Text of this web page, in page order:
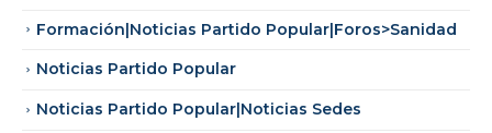
Formación|Noticias Partido Popular|Foros>Sanidad
Noticias Partido Popular
Noticias Partido Popular|Noticias Sedes